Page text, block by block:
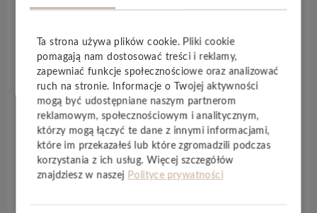
Dzięki formatowi desekchâteaupodłogi
dużych pomieszczeń. Specjalna struktura produktu
sprawia, że ​​Lindurajestniezwykle trwałai stanowi
idealne rozwiązanie podłogowe do intensywnie
użytkowanych pomieszczeń mieszkalnych, a nawet
komercyjnych.
Naturalnie olejowane deski
wyjątkową naturalną jakość i tworzą wyjątkową
atmosferę w każdym pomieszczeniu.
Ta strona używa plików cookie. Pliki cookie
pomagają nam dostosować treści i reklamy,
zapewniać funkcje społecznościowe oraz analizować
ruch na stronie. Informacje o Twojej aktywności
mogą być udostępniane naszym partnerom
reklamowym, społecznościowym i analitycznym,
którzy mogą łączyć te dane z innymi informacjami,
które im przekazałeś lub które zgromadzili podczas
korzystania z ich usług. Więcej szczegółów
znajdziesz w naszej Polityce prywatności